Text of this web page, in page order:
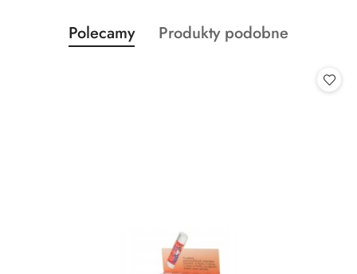
Pomiń karuzelę produktów
Produkty
o
Polecamy
Produkty
Produkty podobne